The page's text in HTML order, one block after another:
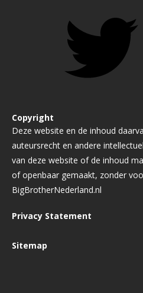
Copyright
Deze website en de inhoud
auteursrecht en andere
van deze website of de inhoud
of openbaar gemaakt, zonder
BigBrotherNederland.nl
Privacy Statement
Sitemap